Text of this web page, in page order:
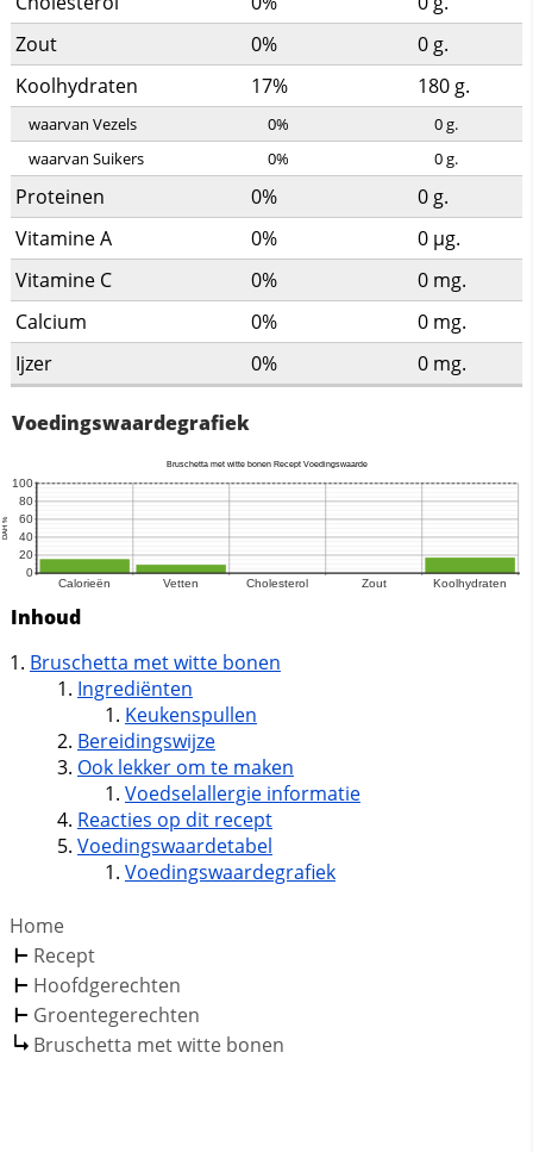
Zout
0% 0 g.
Koolhydraten
17% 180 g.
waarvan Vezels 0% 0g.
waarvan Suikers
0% 0g.
Proteinen 0% 0 g.
Vitamine A
0% 0 µg.
Vitamine C
0% 0 mg.
Calcium
0% 0 mg.
Ijzer
0% 0 mg.
Voedingswaardegrafiek
Inhoud
Bruschetta met witte bonen
Ingrediënten
Keukenspullen
Bereidingswijze
Ook lekker om te maken
Voedselallergie informatie
Reacties op dit recept
Voedingswaardetabel
Voedingswaardegrafiek
Home
Recept
Hoofdgerechten
Groentegerechten
Bruschetta met witte bonen